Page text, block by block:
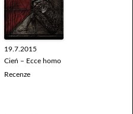
19.7.2015
Cień – Ecce homo
Recenze